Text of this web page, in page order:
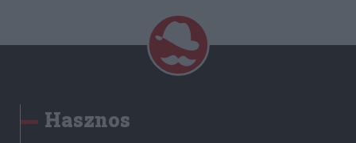
Hasznos